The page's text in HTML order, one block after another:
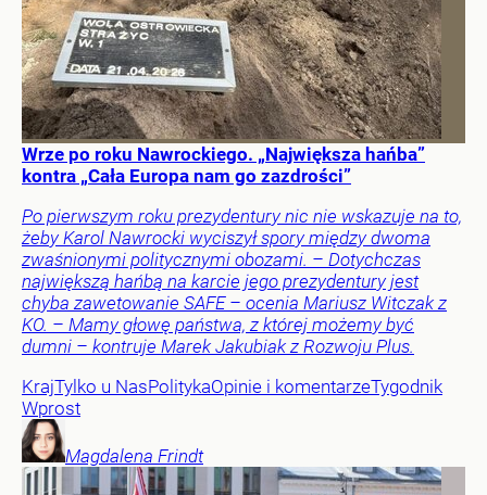
Wrze po roku Nawrockiego. „Największa hańba”
kontra „Cała Europa nam go zazdrości”
Po pierwszym roku prezydentury nic nie wskazuje na to,
żeby Karol Nawrocki wyciszył spory między dwoma
zwaśnionymi politycznymi obozami. – Dotychczas
największą hańbą na karcie jego prezydentury jest
chyba zawetowanie SAFE – ocenia Mariusz Witczak z
KO. – Mamy głowę państwa, z której możemy być
dumni – kontruje Marek Jakubiak z Rozwoju Plus.
KrajTylko u NasPolitykaOpinie i komentarzeTygodnik
Wprost
Magdalena Frindt